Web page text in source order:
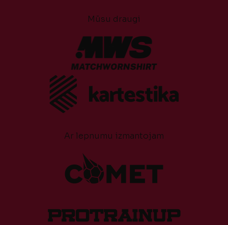
Mūsu draugi
Ar lepnumu izmantojam